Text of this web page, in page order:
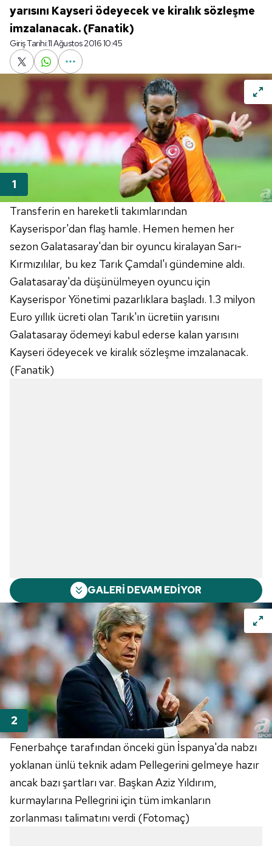
yarısını Kayseri ödeyecek ve kiralık sözleşme
imzalanacak. (Fanatik)
Giriş Tarihi:11 Ağustos 2016 10:45
Transferin en hareketli takımlarından
Kayserispor'dan flaş hamle. Hemen hemen her
sezon Galatasaray'dan bir oyuncu kiralayan Sarı-
Kırmızılılar, bu kez Tarık Çamdal'ı gündemine aldı.
Galatasaray'da düşünülmeyen oyuncu için
Kayserispor Yönetimi pazarlıklara başladı. 1.3 milyon
Euro yıllık ücreti olan Tarık'ın ücretiin yarısını
Galatasaray ödemeyi kabul ederse kalan yarısını
Kayseri ödeyecek ve kiralık sözleşme imzalanacak.
(Fanatik)
GALERİ DEVAM EDİYOR
Fenerbahçe tarafından önceki gün İspanya'da nabzı
yoklanan ünlü teknik adam Pellegerini gelmeye hazır
ancak bazı şartları var. Başkan Aziz Yıldırım,
kurmaylarına Pellegrini için tüm imkanların
zorlanması talimatını verdi (Fotomaç)